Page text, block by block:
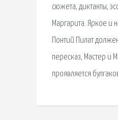
сюжета, диктанты,
Маргарита. Яркое и
Понтий Пилат
пересказ, Мастер и
проявляется